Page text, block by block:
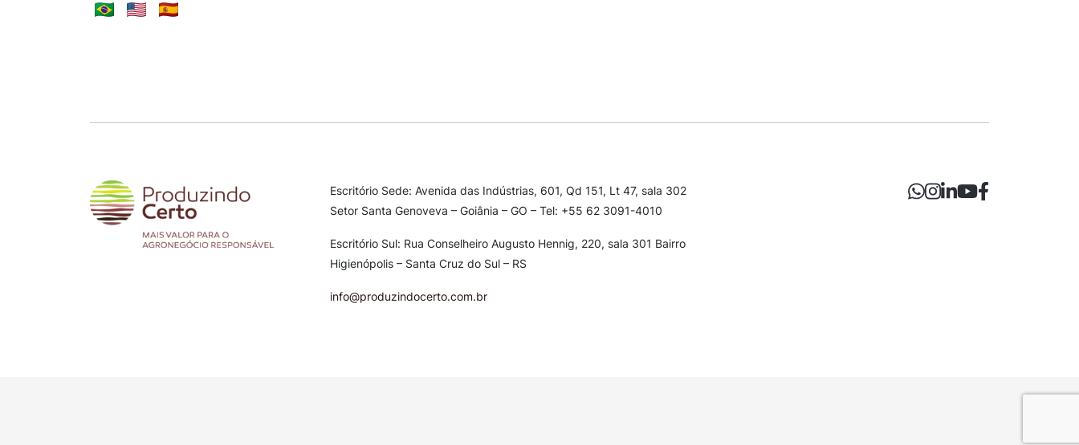
Escritório Sede: Avenida das Indústrias, 601, Qd 151, Lt 47, sala 302
Setor Santa Genoveva – Goiânia – GO – Tel: +55 62 3091-4010
Escritório Sul: Rua Conselheiro Augusto Hennig, 220, sala 301 Bairro
Higienópolis – Santa Cruz do Sul – RS
info@produzindocerto.com.br